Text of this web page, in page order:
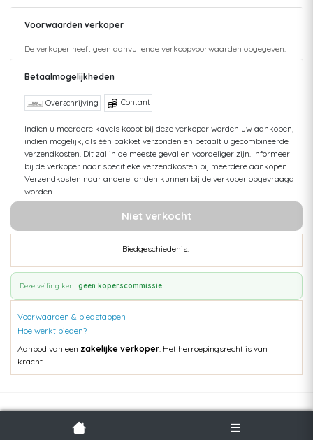
Voorwaarden verkoper
De verkoper heeft geen aanvullende verkoopvoorwaarden opgegeven.
Betaalmogelijkheden
Overschrijving Contant
Indien u meerdere kavels koopt bij deze verkoper worden uw aankopen,
indien mogelijk, als één pakket verzonden en betaalt u gecombineerde
verzendkosten. Dit zal in de meeste gevallen voordeliger zijn. Informeer
bij de verkoper naar specifieke verzendkosten bij meerdere aankopen.
Verzendkosten naar andere landen kunnen bij de verkoper opgevraagd
worden.
Niet verkocht
Biedgeschiedenis:
Deze veiling kent geen koperscommissie.
Voorwaarden & biedstappen
Hoe werkt bieden?
Aanbod van een zakelijke verkoper . Het herroepingsrecht is van
kracht.
Populaire kavels